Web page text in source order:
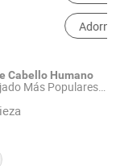
Cabello Humano
Más Populares